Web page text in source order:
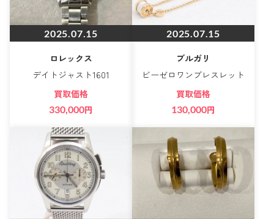
2025.07.15
ロレックス
デイトジャスト1601
買取価格
330,000円
2025.07.15
ブルガリ
ビーゼロワンブレスレット
買取価格
130,000円